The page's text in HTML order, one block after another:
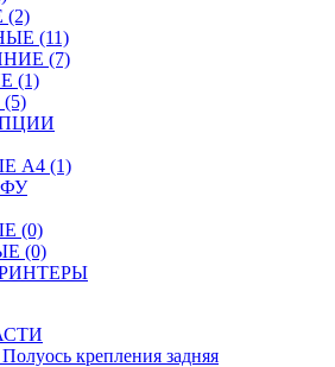
(2)
(11)
(7)
(1)
A4 (1)
(0)
(0)
крепления задняя